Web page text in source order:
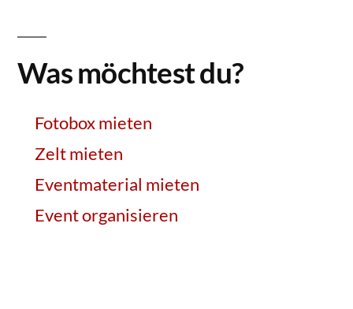
Was möchtest du?
Fotobox mieten
Zelt mieten
Eventmaterial mieten
Event organisieren